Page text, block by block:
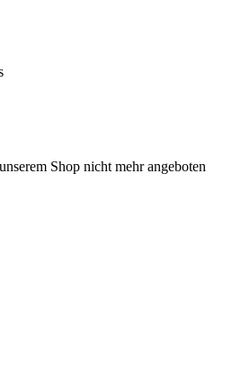
Shop nicht mehr angeboten